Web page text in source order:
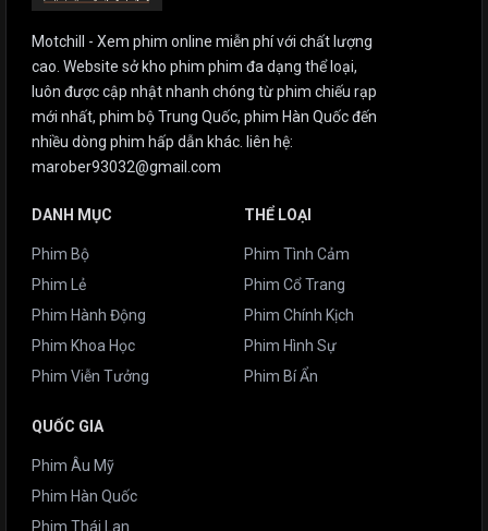
Motchill - Xem phim online miễn phí với chất lượng
cao. Website sở kho phim phim đa dạng thể loại,
luôn được cập nhật nhanh chóng từ phim chiếu rạp
mới nhất, phim bộ Trung Quốc, phim Hàn Quốc đến
nhiều dòng phim hấp dẫn khác. liên hệ:
marober93032@gmail.com
DANH MỤC
Phim Bộ
Phim Lẻ
Phim Hành Động
Phim Khoa Học
Phim Viễn Tưởng
THỂ LOẠI
Phim Tình Cảm
Phim Cổ Trang
Phim Chính Kịch
Phim Hình Sự
Phim Bí Ẩn
QUỐC GIA
Phim Âu Mỹ
Phim Hàn Quốc
Phim Thái Lan